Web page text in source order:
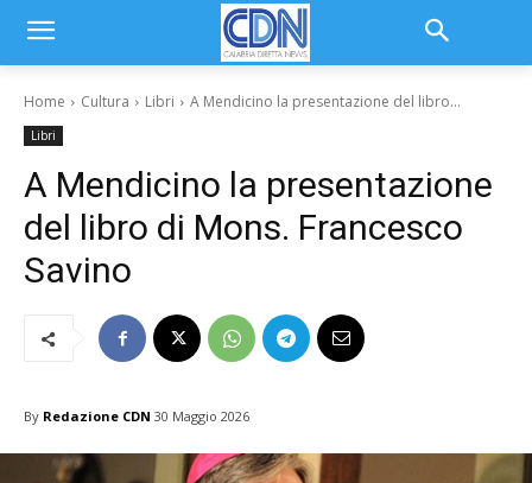
Home Cultura Libri A Mendicino la presentazione del libro...
Libri
A Mendicino la presentazione
del libro di Mons. Francesco
Savino
By Redazione CDN 30 Maggio 2026